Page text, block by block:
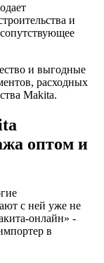
и
и выгодные
расходных
Makita.
оптом и
с ней уже не
онлайн» -
в